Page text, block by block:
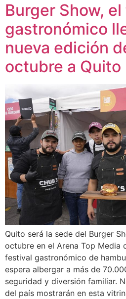
Burger Show,
gastronómico
nueva edición
octubre a Quito
Quito será la sede del Burger
octubre en el Arena Top Media
festival gastronómico de
espera albergar a más de
seguridad y diversión familiar.
del país mostrarán en esta